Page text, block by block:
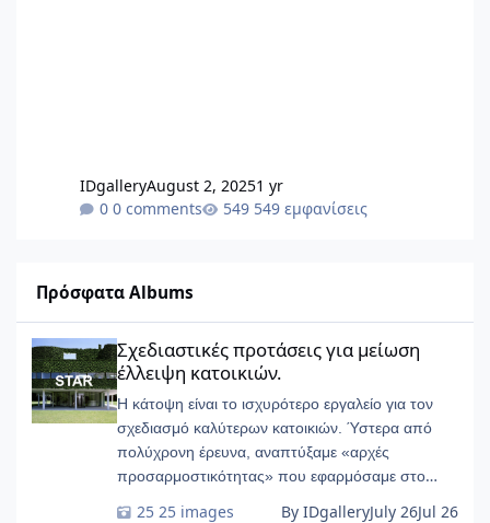
IDgalleryAugust 2, 20251 yr
0 comments
549 εμφανίσεις
Πρόσφατα Albums
Σχεδιαστικές προτάσεις για μείωση έλλειψη κατοικιών.
Σχεδιαστικές προτάσεις για μείωση
έλλειψη κατοικιών.
Η κάτοψη είναι το ισχυρότερο εργαλείο για τον
σχεδιασμό καλύτερων κατοικιών. Ύστερα από
πολύχρονη έρευνα, αναπτύξαμε «αρχές
προσαρμοστικότητας» που εφαρμόσαμε στο
25 images By IDgalleryJuly 26Jul 26